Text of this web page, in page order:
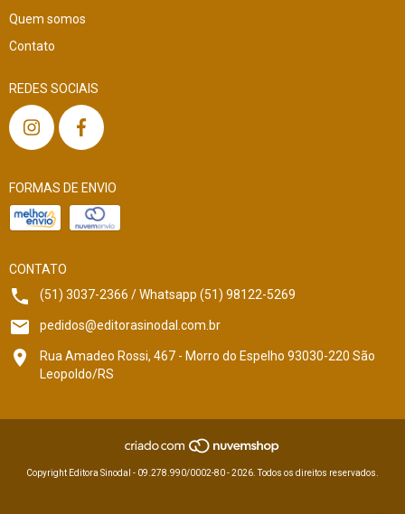
Quem somos
Contato
REDES SOCIAIS
FORMAS DE ENVIO
CONTATO
(51) 3037-2366 / Whatsapp (51) 98122-5269
pedidos@editorasinodal.com.br
Rua Amadeo Rossi, 467 - Morro do Espelho 93030-220 São
Leopoldo/RS
Copyright Editora Sinodal - 09.278.990/0002-80 - 2026. Todos os direitos reservados.